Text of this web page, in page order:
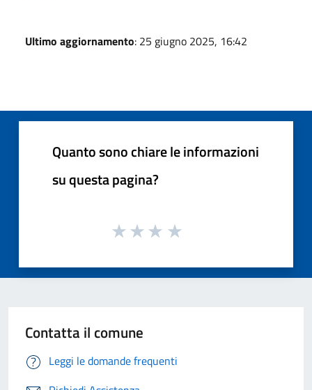
Ultimo aggiornamento: 25 giugno 2025, 16:42
Quanto sono chiare le informazioni
su questa pagina?
Contatta il comune
Leggi le domande frequenti